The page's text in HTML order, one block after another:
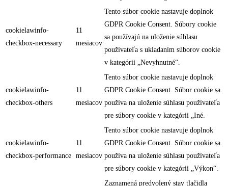
cookielawinfo-
checkbox-necessary
11
mesiacov
Tento súbor cookie nastavuje doplnok
GDPR Cookie Consent. Súbory cookie
sa používajú na uloženie súhlasu
používateľa s ukladaním súborov cookie
v kategórii „Nevyhnutné“.
cookielawinfo-
checkbox-others
11
mesiacov
Tento súbor cookie nastavuje doplnok
GDPR Cookie Consent. Súbor cookie sa
používa na uloženie súhlasu používateľa
pre súbory cookie v kategórii „Iné.
cookielawinfo-
checkbox-performance
11
mesiacov
Tento súbor cookie nastavuje doplnok
GDPR Cookie Consent. Súbor cookie sa
používa na uloženie súhlasu používateľa
pre súbory cookie v kategórii „Výkon“.
Zaznamená predvolený stav tlačidla